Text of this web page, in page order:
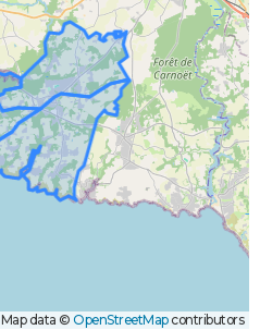
Map data © OpenStreetMapcontributors